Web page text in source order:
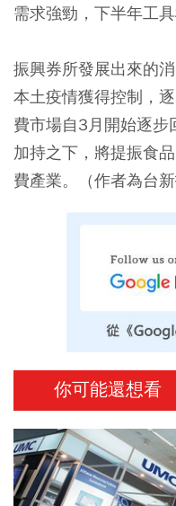
需求強勁，下半年工
振興券所發展出來的
本土疫情獲得控制，
費市場自3月開始逐步
加持之下，將提振食
費產業。（作者為台新
你可能還想看